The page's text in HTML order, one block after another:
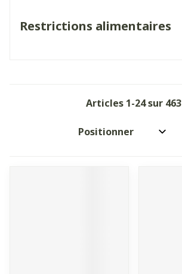
Restrictions alimentaires
Articles 1-24sur 463
Trier par: